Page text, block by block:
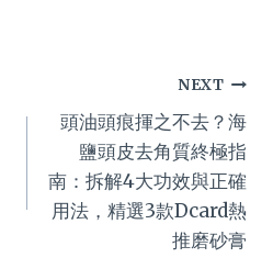
NEXT
頭油頭痕揮之不去？海
鹽頭皮去角質終極指
南：拆解4大功效與正確
用法，精選3款Dcard熱
推磨砂膏